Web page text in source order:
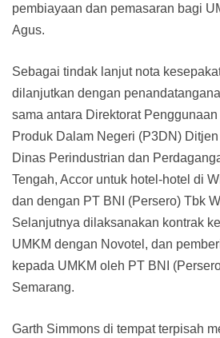
pembiayaan dan pemasaran bagi
Agus.
Sebagai tindak lanjut nota
dilanjutkan dengan
sama antara Direktorat
Produk Dalam Negeri (P3DN)
Dinas Perindustrian dan
Tengah, Accor untuk hotel-hotel di
dan dengan PT BNI (Persero) Tbk
Selanjutnya dilaksanakan kontrak
UMKM dengan Novotel, dan
kepada UMKM oleh PT BNI
Semarang.
Garth Simmons di tempat terpisah